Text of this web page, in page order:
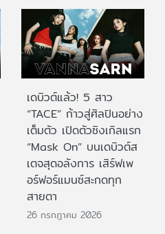
เดบิวต์แล้ว! 5 สาว
“TACE” ก้าวสู่ศิลปินอย่าง
เต็มตัว เปิดตัวซิงเกิลแรก
“Mask On” บนเดบิวต์ส
เตจสุดอลังการ เสิร์ฟเพ
อร์ฟอร์แมนซ์สะกดทุก
สายตา
26 กรกฎาคม 2026